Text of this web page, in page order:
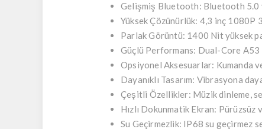
Gelişmiş Bluetooth: Bluetooth 5.0
Yüksek Çözünürlük: 4,3 inç 1080P
Parlak Görüntü: 1400 Nit yüksek
Güçlü Performans: Dual-Core A53
Opsiyonel Aksesuarlar: Kumanda
Dayanıklı Tasarım: Vibrasyona
Çeşitli Özellikler: Müzik dinleme,
Hızlı Dokunmatik Ekran: Pürüzsüz
Su Geçirmezlik: IP68 su geçirmez